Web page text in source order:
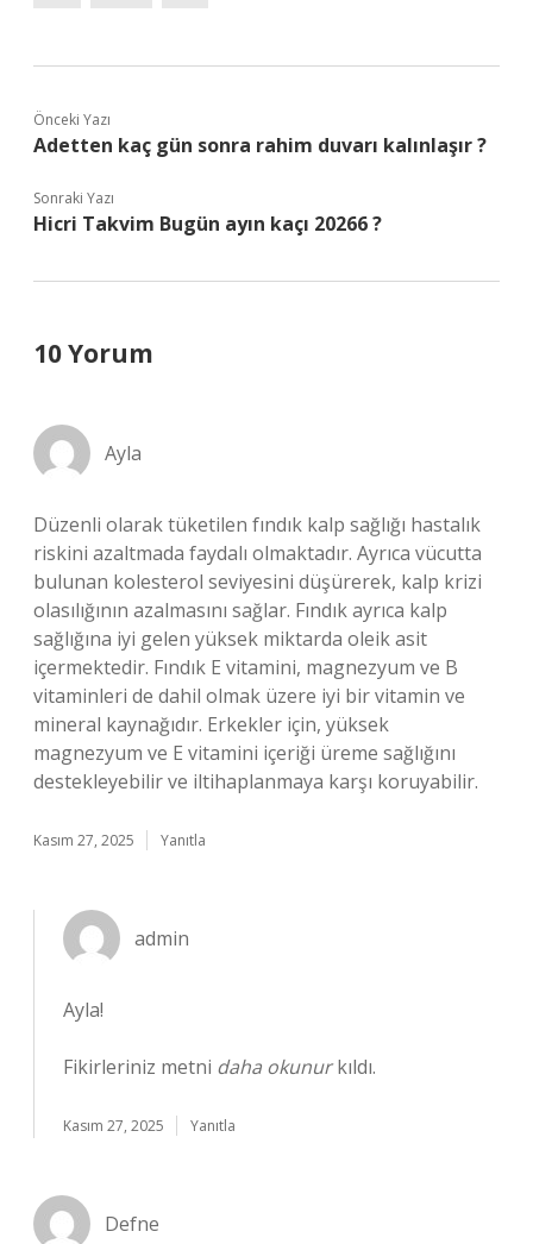
Önceki Yazı
Adetten kaç gün sonra rahim duvarı kalınlaşır ?
Sonraki Yazı
Hicri Takvim Bugün ayın kaçı 20266 ?
10 Yorum
Ayla
Düzenli olarak tüketilen fındık kalp sağlığı hastalık
riskini azaltmada faydalı olmaktadır. Ayrıca vücutta
bulunan kolesterol seviyesini düşürerek, kalp krizi
olasılığının azalmasını sağlar. Fındık ayrıca kalp
sağlığına iyi gelen yüksek miktarda oleik asit
içermektedir. Fındık E vitamini, magnezyum ve B
vitaminleri de dahil olmak üzere iyi bir vitamin ve
mineral kaynağıdır. Erkekler için, yüksek
magnezyum ve E vitamini içeriği üreme sağlığını
destekleyebilir ve iltihaplanmaya karşı koruyabilir.
Kasım 27, 2025 Yanıtla
admin
Ayla!
Fikirleriniz metni daha okunurkıldı.
Kasım 27, 2025 Yanıtla
Defne